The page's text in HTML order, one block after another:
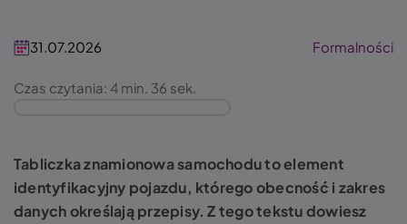
31.07.2026 Formalności
Czas czytania: 4 min. 36 sek.
Tabliczka znamionowa samochodu to element
identyfikacyjny pojazdu, którego obecność i zakres
danych określają przepisy. Z tego tekstu dowiesz